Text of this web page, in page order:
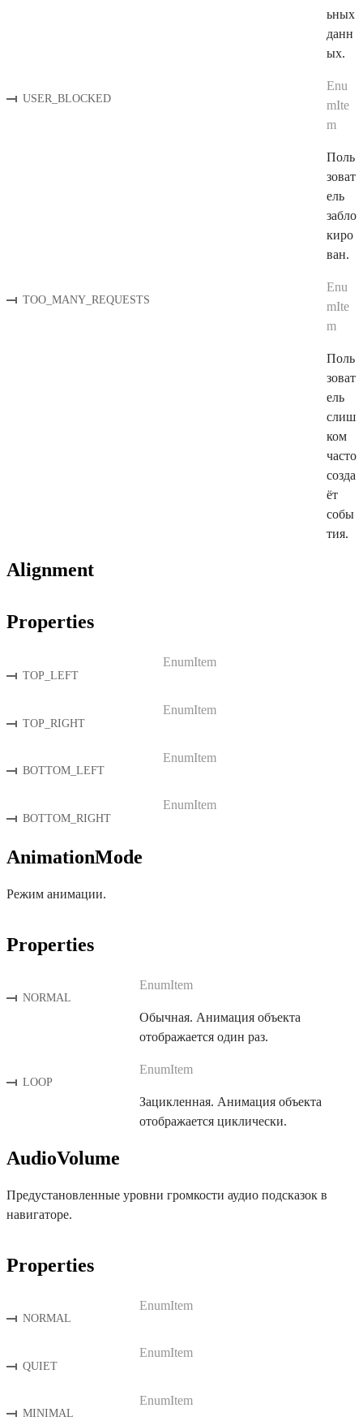
ьных
данн
ых.
USER_BLOCKED
Enu
mIte
m
Поль
зоват
ель
забло
киро
ван.
TOO_MANY_REQUESTS
Enu
mIte
m
Поль
зоват
ель
слиш
ком
часто
созда
ёт
собы
тия.
Alignment
Properties
TOP_LEFT
EnumItem
TOP_RIGHT
EnumItem
BOTTOM_LEFT
EnumItem
BOTTOM_RIGHT
EnumItem
AnimationMode
Режим анимации.
Properties
NORMAL
EnumItem
Обычная. Анимация объекта
отображается один раз.
LOOP
EnumItem
Зацикленная. Анимация объекта
отображается циклически.
AudioVolume
Предустановленные уровни громкости аудио подсказок в
навигаторе.
Properties
NORMAL
EnumItem
QUIET
EnumItem
MINIMAL
EnumItem